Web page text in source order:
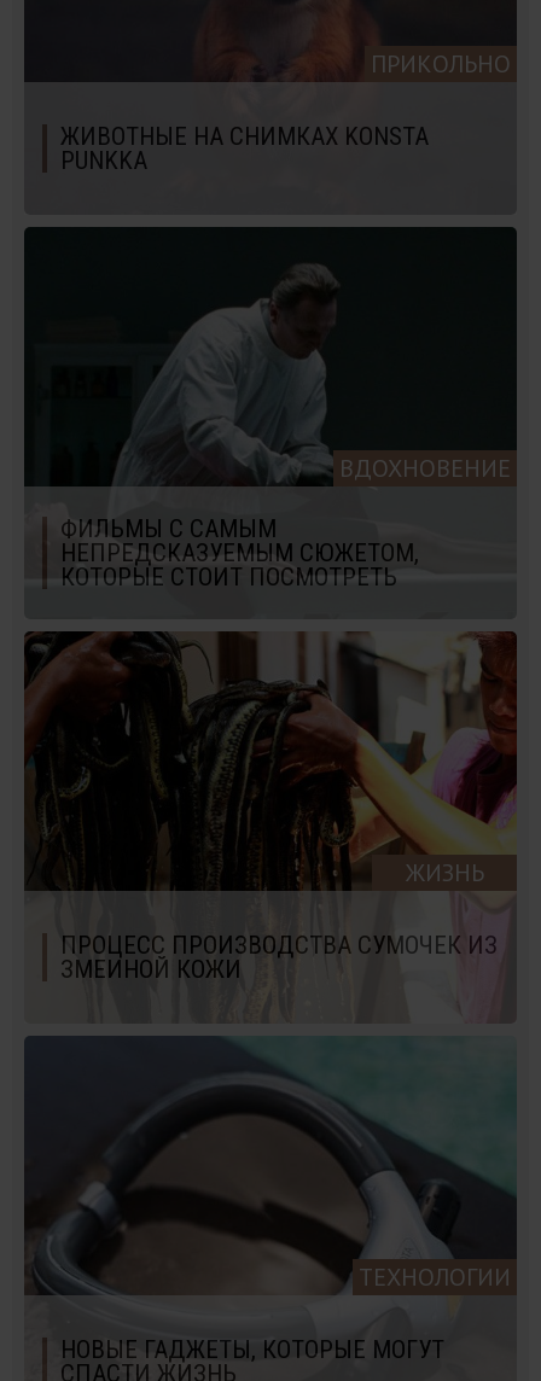
ПРИКОЛЬНО
ЖИВОТНЫЕ НА СНИМКАХ KONSTA
PUNKKA
ВДОХНОВЕНИЕ
ФИЛЬМЫ С САМЫМ
НЕПРЕДСКАЗУЕМЫМ СЮЖЕТОМ,
КОТОРЫЕ СТОИТ ПОСМОТРЕТЬ
ЖИЗНЬ
ПРОЦЕСС ПРОИЗВОДСТВА СУМОЧЕК ИЗ
ЗМЕИНОЙ КОЖИ
ТЕХНОЛОГИИ
НОВЫЕ ГАДЖЕТЫ, КОТОРЫЕ МОГУТ
СПАСТИ ЖИЗНЬ